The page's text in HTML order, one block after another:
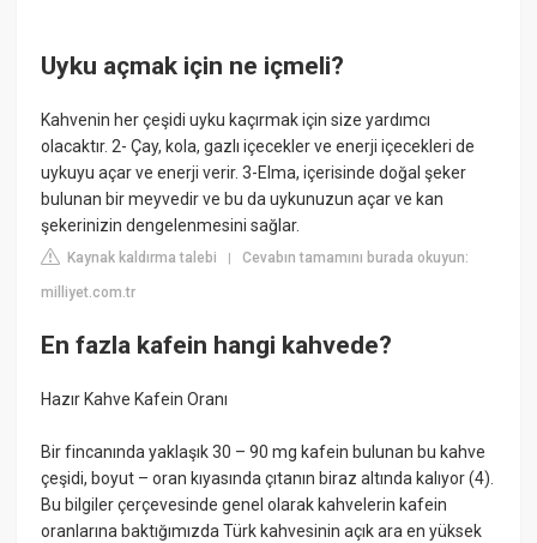
Uyku açmak için ne içmeli?
Kahvenin her çeşidi uyku kaçırmak için size yardımcı
olacaktır. 2- Çay, kola, gazlı içecekler ve enerji içecekleri de
uykuyu açar ve enerji verir. 3-Elma, içerisinde doğal şeker
bulunan bir meyvedir ve bu da uykunuzun açar ve kan
şekerinizin dengelenmesini sağlar.
Kaynak kaldırma talebi |Cevabın tamamını burada okuyun:
milliyet.com.tr
En fazla kafein hangi kahvede?
Hazır Kahve Kafein Oranı
Bir fincanında yaklaşık 30 – 90 mg kafein bulunan bu kahve
çeşidi, boyut – oran kıyasında çıtanın biraz altında kalıyor (4).
Bu bilgiler çerçevesinde genel olarak kahvelerin kafein
oranlarına baktığımızda Türk kahvesinin açık ara en yüksek